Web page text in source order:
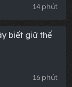
14 phút
biết giữ thế
16 phút